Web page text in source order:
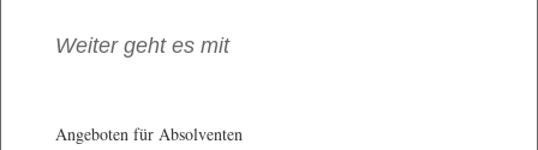
Weiter geht es mit
Angeboten für Absolventen